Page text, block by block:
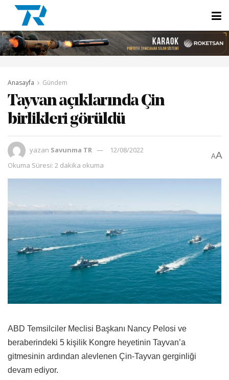
Anasayfa Gündem
Tayvan açıklarında Çin
birlikleri görüldü
yazan Savunma TR
12/08/2022
Okuma Süresi: 2 dakika okuma
AA
ABD Temsilciler Meclisi Başkanı Nancy Pelosi ve
beraberindeki 5 kişilik Kongre heyetinin Tayvan’a
gitmesinin ardından alevlenen Çin-Tayvan gerginliği
devam ediyor.